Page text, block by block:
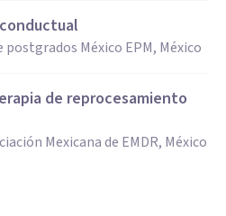
postgrados México EPM, México
de reprocesamiento
Mexicana de EMDR, México